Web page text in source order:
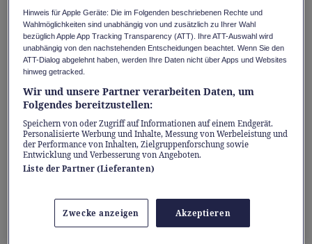
Was bislang vor allem institutionellen
Anlegern vorbehalten war, steht nun auch
privaten Anlegerinnen und Anlegern offen:
Sie können von globalen Megatrends und der
wachsenden Nachfrage nach
Infrastrukturlösungen profitieren.
«Anlegerinnen und Anleger profitieren nicht
investieren zugleich in die Zukunft – in
Nachhaltigkeit, Digitalisierung und in
Hinweis für Apple Geräte: Die im Folgenden beschriebenen Rechte und
Wahlmöglichkeiten sind unabhängig von und zusätzlich zu Ihrer Wahl
bezüglich Apple App Tracking Transparency (ATT). Ihre ATT-Auswahl wird
unabhängig von den nachstehenden Entscheidungen beachtet. Wenn Sie den
ATT-Dialog abgelehnt haben, werden Ihre Daten nicht über Apps und Websites
hinweg getracked.
Wir und unsere Partner verarbeiten Daten, um
Folgendes bereitzustellen:
Speichern von oder Zugriff auf Informationen auf einem Endgerät.
Personalisierte Werbung und Inhalte, Messung von Werbeleistung und
der Performance von Inhalten, Zielgruppenforschung sowie
Entwicklung und Verbesserung von Angeboten.
Liste der Partner (Lieferanten)
Zwecke anzeigen Akzeptieren